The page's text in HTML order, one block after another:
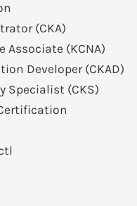
(CKA)
Associate (KCNA)
Developer (CKAD)
Specialist (CKS)